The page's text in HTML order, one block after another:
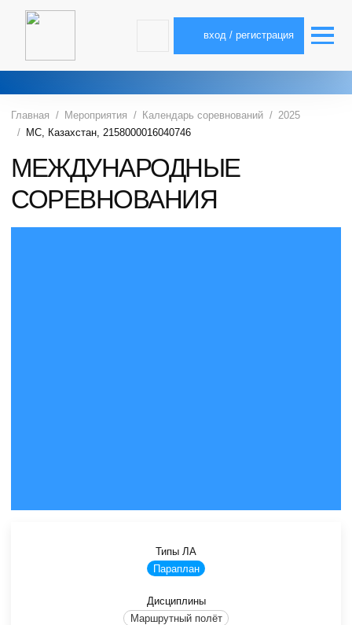
вход / регистрация
Главная Мероприятия Календарь соревнований
2025
МС, Казахстан, 2158000016040746
МЕЖДУНАРОДНЫЕ
СОРЕВНОВАНИЯ
Типы ЛА
Параплан
Дисциплины
Маршрутный полёт